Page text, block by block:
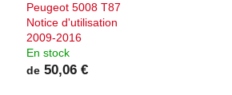
Peugeot 5008 T87
Notice d'utilisation
2009-2016
En stock
de 50,06 €